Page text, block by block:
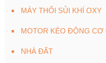
MÁY THỔI SỦI KHÍ OXY
MOTOR KÉO ĐỘNG CƠ
NHÀ ĐẤT